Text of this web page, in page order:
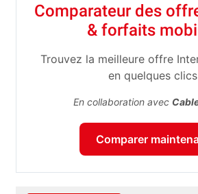
Comparateur des
& forfaits
Trouvez la meilleure offre
en quelques clics
En collaboration avec
Comparer